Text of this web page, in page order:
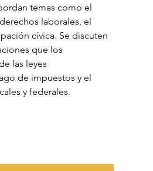
temas como el
laborales, el
cívica. Se discuten
que los
las leyes
de impuestos y el
y federales.